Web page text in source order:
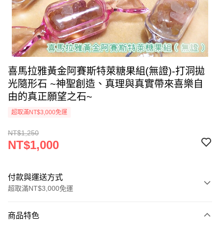
喜馬拉雅黃金阿賽斯特萊糖果組(無證)-打洞拋
光隨形石 ~神聖創造、真理與真實帶來喜樂自
由的真正願望之石~
超取滿NT$3,000免運
NT$1,250
NT$1,000
付款與運送方式
超取滿NT$3,000免運
信用卡一次付款
商品特色